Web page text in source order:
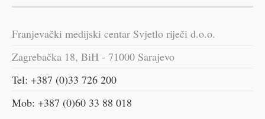
Franjevački medijski centar Svjetlo riječi d.o.o.
Zagrebačka 18, BiH - 71000 Sarajevo
Tel: +387 (0)33 726 200
Mob: +387 (0)60 33 88 018